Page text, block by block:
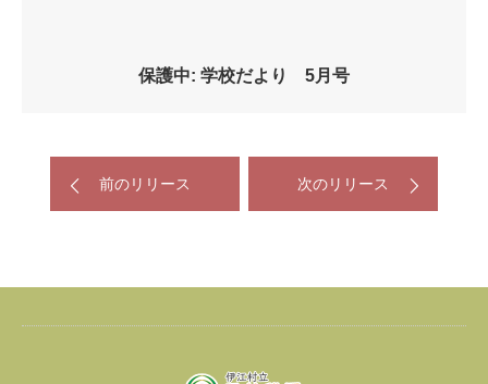
保護中: 学校だより 5月号
前のリリース 次のリリース